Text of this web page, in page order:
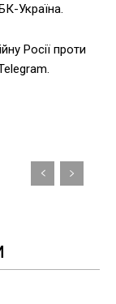
Україна.
Росії проти